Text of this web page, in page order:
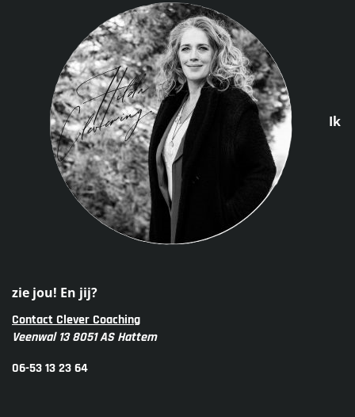
Ik
zie jou! En jij?
Contact Clever Coaching
Veenwal 13 8051 AS Hattem
06-53 13 23 64